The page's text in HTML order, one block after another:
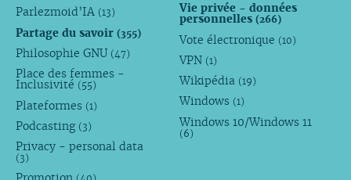
Parlezmoid’IA (13)
Partage du savoir (355)
Philosophie GNU (47)
Place des femmes -
Inclusivité (55)
Plateformes (1)
Podcasting (3)
Privacy - personal data
(3)
Vie privée - données
personnelles(266)
Vote électronique (10)
VPN (1)
Wikipédia (19)
Windows (1)
Windows 10/Windows 11
(6)